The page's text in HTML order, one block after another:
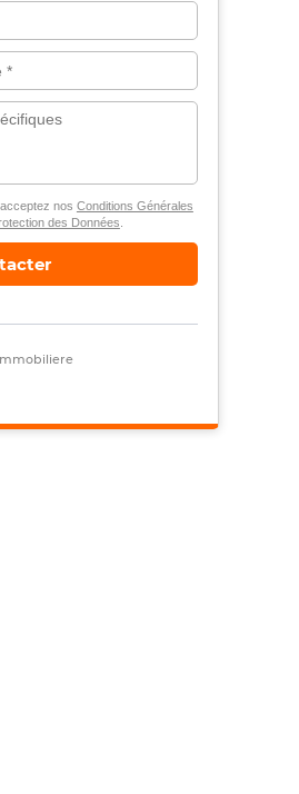
nos Conditions Générales
des Données